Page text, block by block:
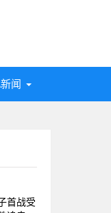
闻
首战受